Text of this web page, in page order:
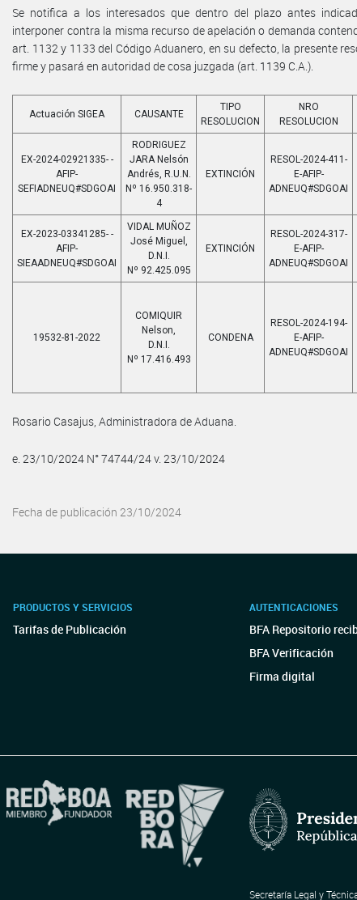
Se notifica a los interesados que dentro del plazo antes
interponer contra la misma recurso de apelación o demanda
art. 1132 y 1133 del Código Aduanero, en su defecto, la presente
firme y pasará en autoridad de cosa juzgada (art. 1139 C.A.).
Actuación SIGEA CAUSANTE
TIPO
RESOLUCION
NRO
RESOLUCION
EX-2024-02921335- -
AFIP-
SEFIADNEUQ#SDGOAI
RODRIGUEZ
JARA Nelsón
Andrés, R.U.N.
Nº 16.950.318-
4
EXTINCIÓN
RESOL-2024-411-
E-AFIP-
ADNEUQ#SDGOAI
EX-2023-03341285- -
AFIP-
SIEAADNEUQ#SDGOAI
VIDAL MUÑOZ
José Miguel,
D.N.I.
Nº 92.425.095
EXTINCIÓN
RESOL-2024-317-
E-AFIP-
ADNEUQ#SDGOAI
19532-81-2022
COMIQUIR
Nelson,
D.N.I.
Nº 17.416.493
CONDENA
RESOL-2024-194-
E-AFIP-
ADNEUQ#SDGOAI
Rosario Casajus, Administradora de Aduana.
e. 23/10/2024 N° 74744/24 v. 23/10/2024
Fecha de publicación 23/10/2024
PRODUCTOS Y SERVICIOS
Tarifas de Publicación
AUTENTICACIONES
BFA Repositorio
BFA Verificación
Firma digital
Secretaría Legal y